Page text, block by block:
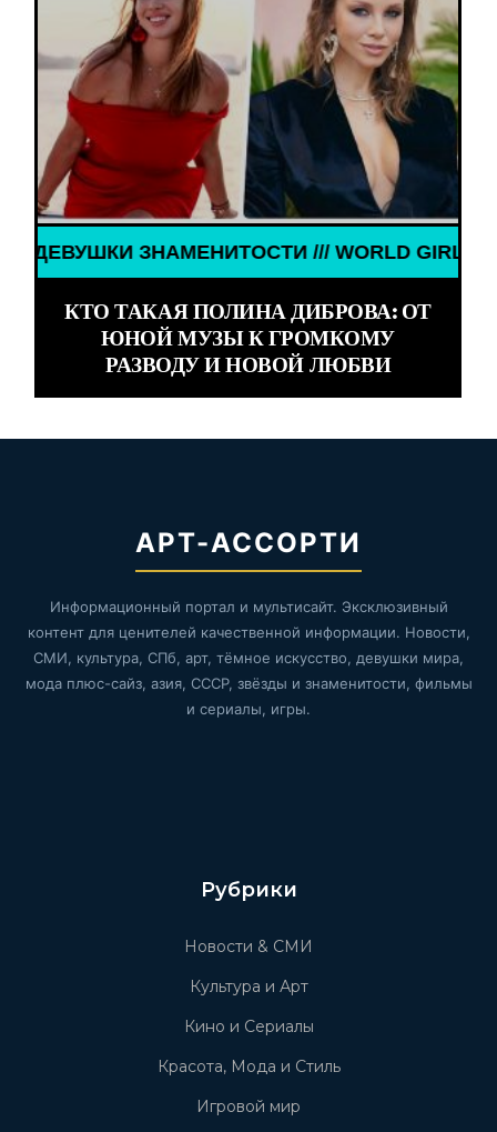
ЗНАМЕНИТОСТИ /// WORLD GIRLS ///
КТО ТАКАЯ ПОЛИНА ДИБРОВА: ОТ
ЮНОЙ МУЗЫ К ГРОМКОМУ
РАЗВОДУ И НОВОЙ ЛЮБВИ
АРТ-АССОРТИ
Информационный портал и мультисайт. Эксклюзивный
контент для ценителей качественной информации. Новости,
СМИ, культура, СПб, арт, тёмное искусство, девушки мира,
мода плюс-сайз, азия, СССР, звёзды и знаменитости, фильмы
и сериалы, игры.
Рубрики
Новости & СМИ
Культура и Арт
Кино и Сериалы
Красота, Мода и Стиль
Игровой мир